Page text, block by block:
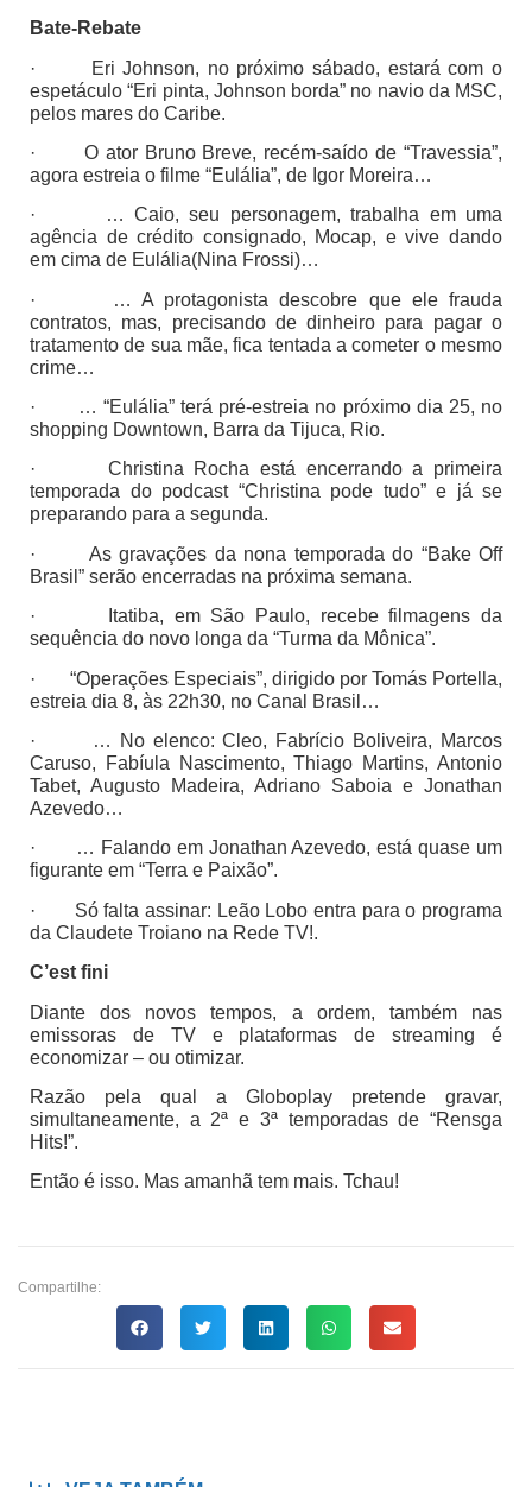
Bate-Rebate
· Eri Johnson, no próximo sábado, estará com o
espetáculo “Eri pinta, Johnson borda” no navio da MSC,
pelos mares do Caribe.
· O ator Bruno Breve, recém-saído de “Travessia”,
agora estreia o filme “Eulália”, de Igor Moreira…
· … Caio, seu personagem, trabalha em uma
agência de crédito consignado, Mocap, e vive dando
em cima de Eulália(Nina Frossi)…
· … A protagonista descobre que ele frauda
contratos, mas, precisando de dinheiro para pagar o
tratamento de sua mãe, fica tentada a cometer o mesmo
crime…
· … “Eulália” terá pré-estreia no próximo dia 25, no
shopping Downtown, Barra da Tijuca, Rio.
· Christina Rocha está encerrando a primeira
temporada do podcast “Christina pode tudo” e já se
preparando para a segunda.
· As gravações da nona temporada do “Bake Off
Brasil” serão encerradas na próxima semana.
· Itatiba, em São Paulo, recebe filmagens da
sequência do novo longa da “Turma da Mônica”.
· “Operações Especiais”, dirigido por Tomás Portella,
estreia dia 8, às 22h30, no Canal Brasil…
· … No elenco: Cleo, Fabrício Boliveira, Marcos
Caruso, Fabíula Nascimento, Thiago Martins, Antonio
Tabet, Augusto Madeira, Adriano Saboia e Jonathan
Azevedo…
· … Falando em Jonathan Azevedo, está quase um
figurante em “Terra e Paixão”.
· Só falta assinar: Leão Lobo entra para o programa
da Claudete Troiano na Rede TV!.
C’est fini
Diante dos novos tempos, a ordem, também nas
emissoras de TV e plataformas de streaming é
economizar – ou otimizar.
Razão pela qual a Globoplay pretende gravar,
simultaneamente, a 2ª e 3ª temporadas de “Rensga
Hits!”.
Então é isso. Mas amanhã tem mais. Tchau!
Compartilhe: